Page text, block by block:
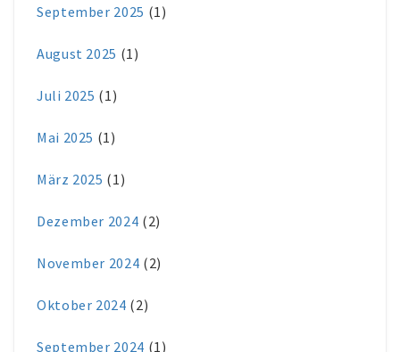
September 2025 (1)
August 2025 (1)
Juli 2025 (1)
Mai 2025 (1)
März 2025 (1)
Dezember 2024 (2)
November 2024 (2)
Oktober 2024 (2)
September 2024 (1)